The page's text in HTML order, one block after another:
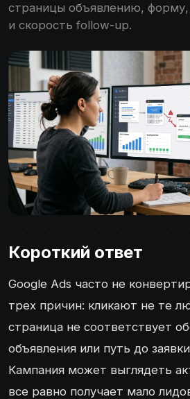
страницы объявлению,
и скорость follow-up.
Короткий ответ
Google Ads часто не
трех причин: кликают не те
страница не соответствует
объявления или путь до
Кампания может выглядеть
все равно получает мало